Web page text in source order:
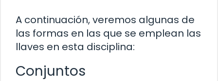
A continuación, veremos algunas de
las formas en las que se emplean las
llaves en esta disciplina:
Conjuntos